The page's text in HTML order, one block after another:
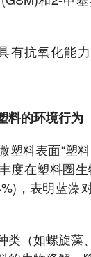
有抗氧化能
料的环境行为
塑料表面“塑
度在塑料圈
，表明蓝藻
类（如螺旋藻